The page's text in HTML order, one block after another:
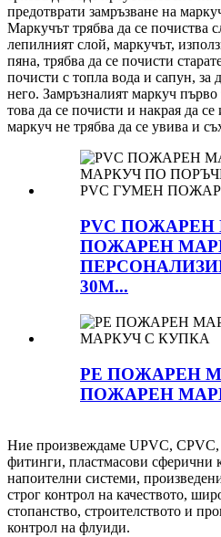
предотврати замръзване на
Маркучът трябва да се почиства
лепилният слой, маркучът,
пяна, трябва да се почисти
почисти с топла вода и сапун, за
него. Замръзналият маркуч първо
това да се почисти и накрая да
маркуч не трябва да се увива и
PVC
ПОЖАРЕН
30M...
PE ПОЖАРЕН
ПОЖАРЕН
Ние произвеждаме UPVC, CPVC,
фитинги, пластмасови сферични
напоителни системи,
строг контрол на качеството,
стопанство, строителството и
контрол на флуиди.